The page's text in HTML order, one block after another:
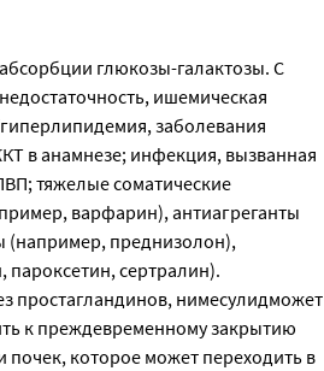
глюкозы-галактозы. С
ишемическая
заболевания
в анамнезе; инфекция, вызванная
тяжелые соматические
варфарин), антиагреганты
(например, преднизолон),
сертралин).
простагландинов, нимесулидможет
к преждевременному закрытию
которое может переходить в